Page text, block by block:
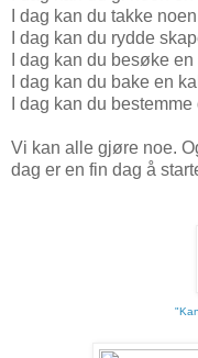
I dag kan du takke
I dag kan du rydde
I dag kan du besøke
I dag kan du bake en
I dag kan du
Vi kan alle gjøre noe.
dag er en fin dag å